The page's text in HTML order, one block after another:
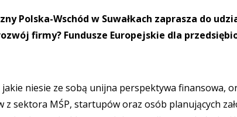
Polska-Wschód w Suwałkach zaprasza do
firmy? Fundusze Europejskie dla
niesie ze sobą unijna perspektywa finansowa,
sektora MŚP, startupów oraz osób planujących